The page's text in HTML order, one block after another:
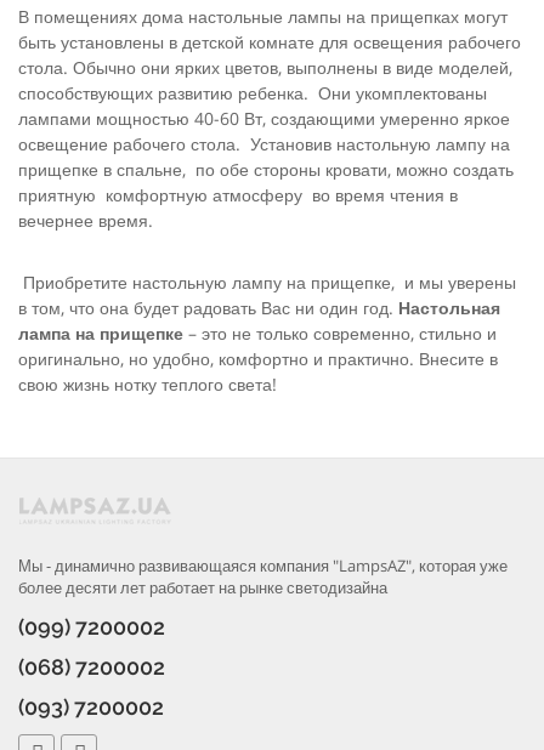
В помещениях дома настольные лампы на прищепках могут
быть установлены в детской комнате для освещения рабочего
стола. Обычно они ярких цветов, выполнены в виде моделей,
способствующих развитию ребенка. Они укомплектованы
лампами мощностью 40-60 Вт, создающими умеренно яркое
освещение рабочего стола. Установив настольную лампу на
прищепке в спальне, по обе стороны кровати, можно создать
приятную комфортную атмосферу во время чтения в
вечернее время.
Приобретите настольную лампу на прищепке, и мы уверены
в том, что она будет радовать Вас ни один год. Настольная
лампа на прищепке – это не только современно, стильно и
оригинально, но удобно, комфортно и практично. Внесите в
свою жизнь нотку теплого света!
Мы - динамично развивающаяся компания "LampsAZ", которая уже
более десяти лет работает на рынке светодизайна
(099) 7200002
(068) 7200002
(093) 7200002